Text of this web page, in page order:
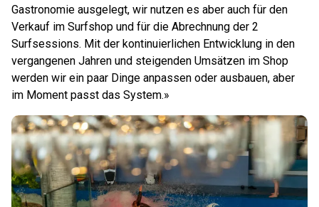
Gastronomie ausgelegt, wir nutzen es aber auch für den
Verkauf im Surfshop und für die Abrechnung der 2
Surfsessions. Mit der kontinuierlichen Entwicklung in den
vergangenen Jahren und steigenden Umsätzen im Shop
werden wir ein paar Dinge anpassen oder ausbauen, aber
im Moment passt das System.»